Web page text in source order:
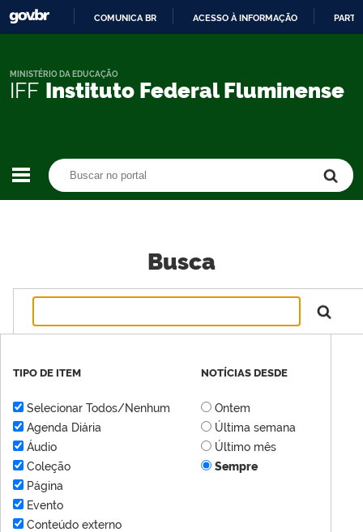
CONTEÚDO
COMUNICA BR ACESSO À INFORMAÇÃO
IFF Instituto Federal Fluminense
MINISTÉRIO DA EDUCAÇÃO
Busca
TIPO DE ITEM
Selecionar Todos/Nenhum
Agenda Diária
Áudio
Coleção
Página
Evento
Conteúdo externo
NOTÍCIAS DESDE
Ontem
Última semana
Último mês
Sempre